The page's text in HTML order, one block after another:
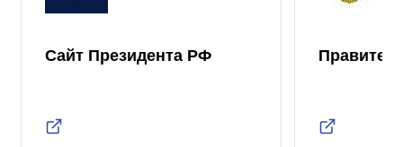
Сайт Президента РФ